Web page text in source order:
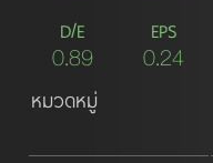
D/E
0.89
EPS
0.24
หมวดหมู่